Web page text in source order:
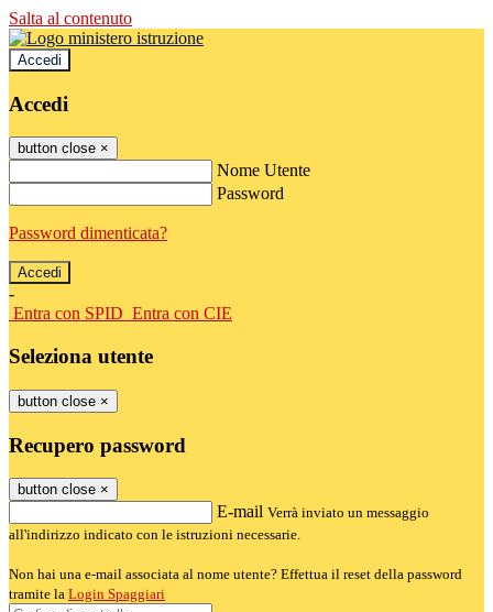
Salta al contenuto
Accedi
Accedi
button close ×
Nome Utente
Password
Password dimenticata?
-
Entra con SPID Entra con CIE
Seleziona utente
button close ×
Recupero password
button close ×
E-mail Verrà inviato un messaggio
all'indirizzo indicato con le istruzioni necessarie.
Non hai una e-mail associata al nome utente? Effettua il reset della password
tramite la Login Spaggiari